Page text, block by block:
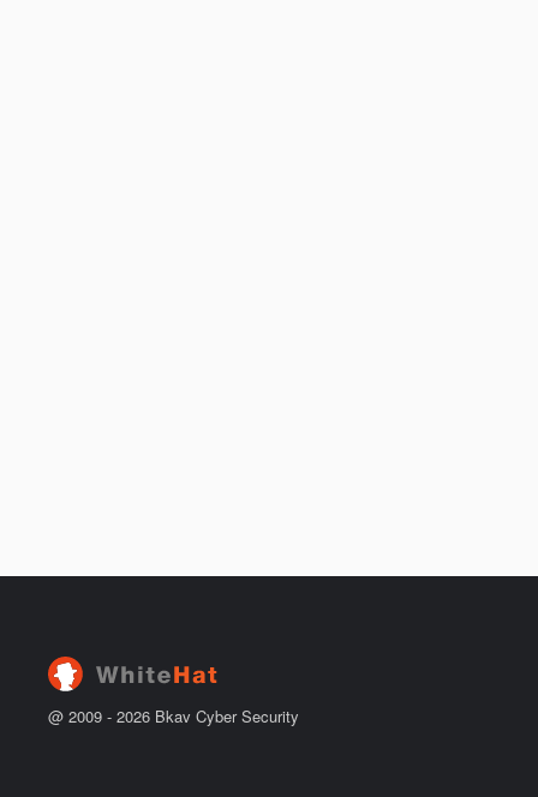
@ 2009 - 2026 Bkav Cyber Security